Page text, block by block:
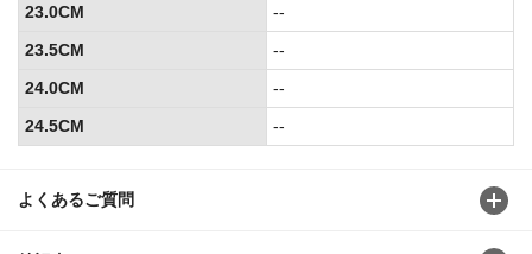
よくあるご質問
23.0CM
--
23.5CM
--
24.0CM
--
24.5CM
--